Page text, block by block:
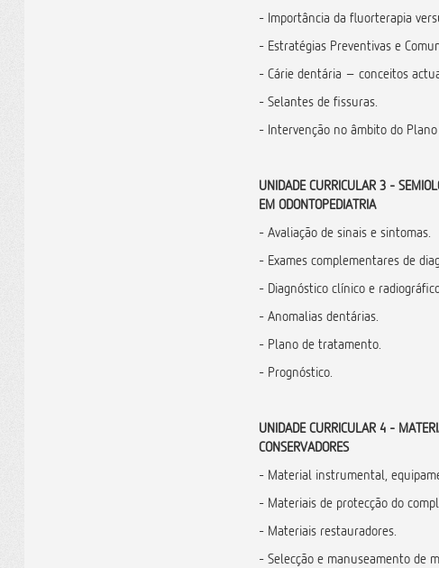
- Importância da fluorterapia
- Estratégias Preventivas e
- Cárie dentária – conceitos
- Selantes de fissuras.
- Intervenção no âmbito do
UNIDADE CURRICULAR 3 -
EM ODONTOPEDIATRIA
- Avaliação de sinais e sintomas.
- Exames complementares de
- Diagnóstico clínico e
- Anomalias dentárias.
- Plano de tratamento.
- Prognóstico.
UNIDADE CURRICULAR 4 -
CONSERVADORES
- Material instrumental,
- Materiais de protecção do
- Materiais restauradores.
- Selecção e manuseamento de